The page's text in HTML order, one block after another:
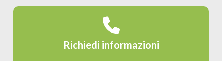
Richiedi informazioni